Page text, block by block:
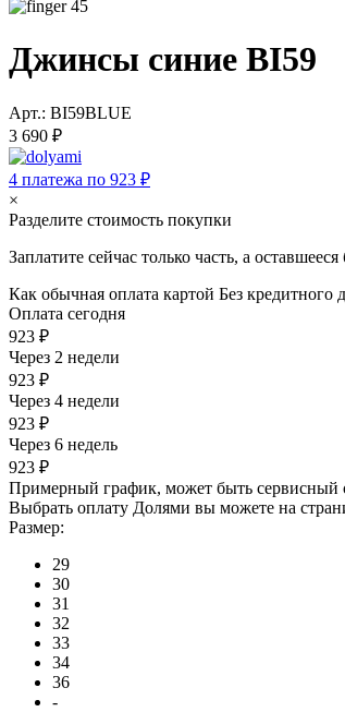
45
Джинсы синие BI59
Арт.: BI59BLUE
3 690 ₽
4 платежа по 923 ₽
×
Разделите стоимость покупки
Заплатите сейчас только часть, а
Как обычная оплата картой Без кредитного
Оплата сегодня
923 ₽
Через 2 недели
923 ₽
Через 4 недели
923 ₽
Через 6 недель
923 ₽
Примерный график, может быть сервисный
Выбрать оплату Долями вы можете на
Размер:
29
30
31
32
33
34
36
-